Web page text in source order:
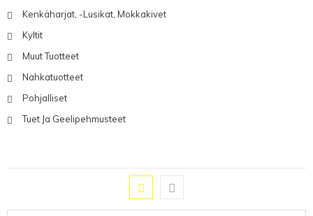
Kenkäharjat, -lusikat, Mokkakivet
Kyltit
Muut Tuotteet
Nahkatuotteet
Pohjalliset
Tuet Ja Geelipehmusteet